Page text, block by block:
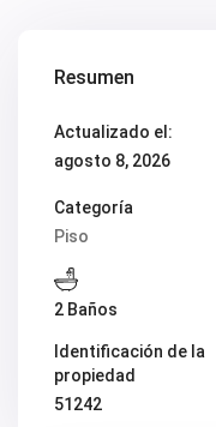
V1984
V2024
V2026
V2038
V2043
V2045
V2049
V2052
V2059
V2060
V2061
V2062
Resumen
Actualizado el:
agosto 8, 2026
Categoría
Piso
2 Baños
Identificación de la
propiedad
51242